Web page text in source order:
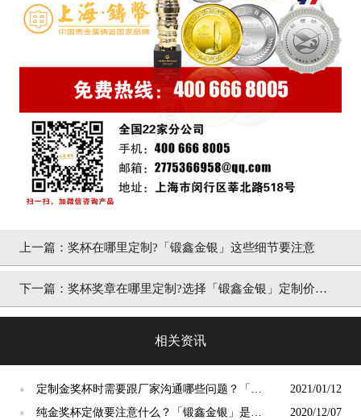
上一篇： 奖杯在哪里定制?「锻鑫金银」这些细节要注意
下一篇： 奖杯奖章在哪里定制?选择「锻鑫金银」定制价值
相关资讯
●
定制金奖杯时需要跟厂家沟通哪些问题？「锻
鑫金银」这么说
2021/01/12
●
纯金奖杯定做要注意什么？「锻鑫金银」是这
2020/12/07